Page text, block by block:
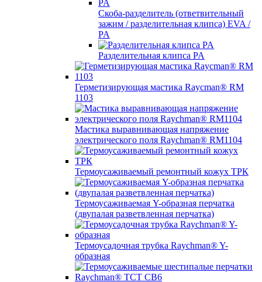
Скоба-разделитель (ответвительный
зажим / разделительная клипса) EVA /
PA
Разделительная клипса PA
Герметизирующая мастика Raycman® RM
1103
Мастика выравнивающая напряжение
электрического поля Raychman® RM1104
Термоусаживаемый ремонтный кожух ТРК
Термоусаживаемая Y-образная перчатка
(двупалая разветвленная перчатка)
Термоусадочная трубка Raychman® Y-
образная